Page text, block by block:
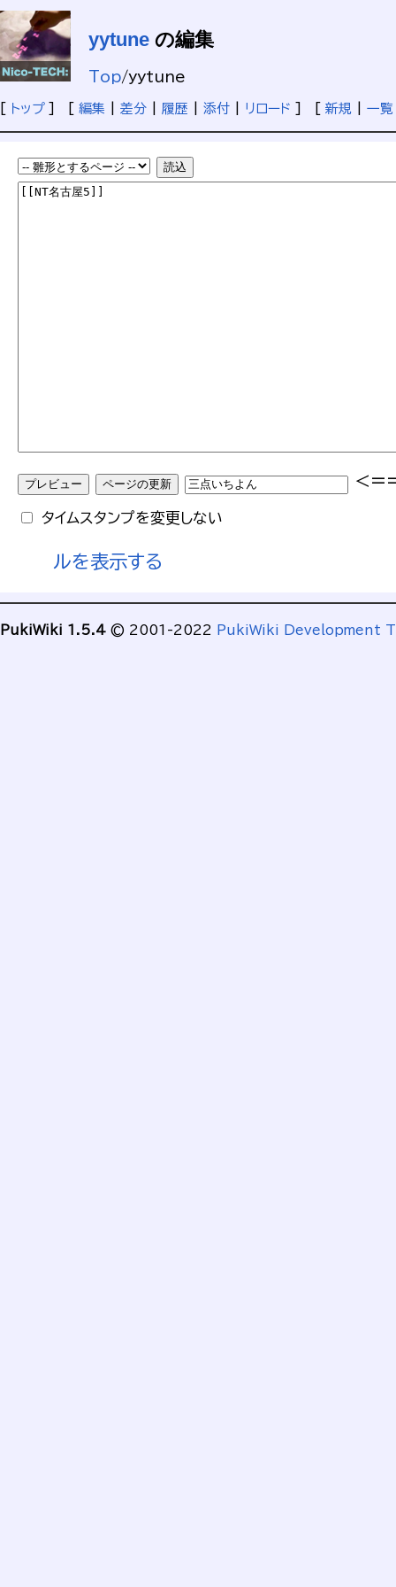
yytune の編集
Top/yytune
トップ] [ 編集 差分 履歴 添付 リロード 新規 一覧
タイムスタンプを変更しない
ルを表示する
PukiWiki 1.5.4 © 2001-2022 PukiWiki Development